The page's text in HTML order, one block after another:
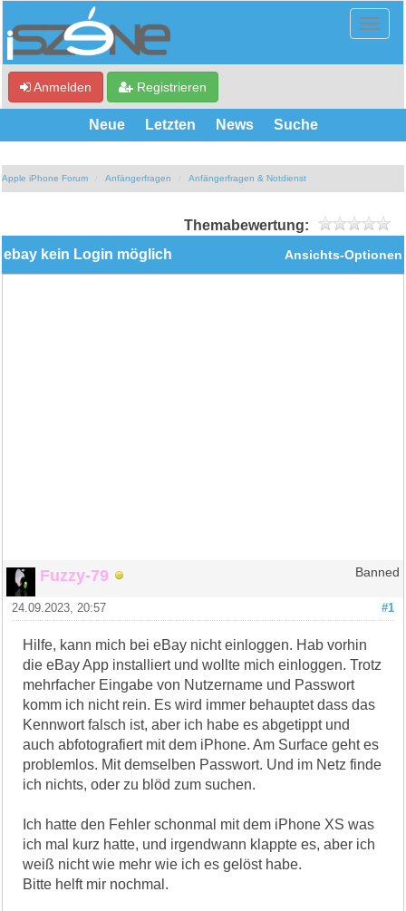
Anmelden Registrieren
Neue Letzten News Suche
Apple iPhone Forum Anfängerfragen Anfängerfragen & Notdienst
Themabewertung:
Ansichts-Optionen
ebay kein Login möglich
Fuzzy-79 Banned
#1
24.09.2023, 20:57
Hilfe, kann mich bei eBay nicht einloggen. Hab vorhin
die eBay App installiert und wollte mich einloggen. Trotz
mehrfacher Eingabe von Nutzername und Passwort
komm ich nicht rein. Es wird immer behauptet dass das
Kennwort falsch ist, aber ich habe es abgetippt und
auch abfotografiert mit dem iPhone. Am Surface geht es
problemlos. Mit demselben Passwort. Und im Netz finde
ich nichts, oder zu blöd zum suchen.
Ich hatte den Fehler schonmal mit dem iPhone XS was
ich mal kurz hatte, und irgendwann klappte es, aber ich
weiß nicht wie mehr wie ich es gelöst habe.
Bitte helft mir nochmal.